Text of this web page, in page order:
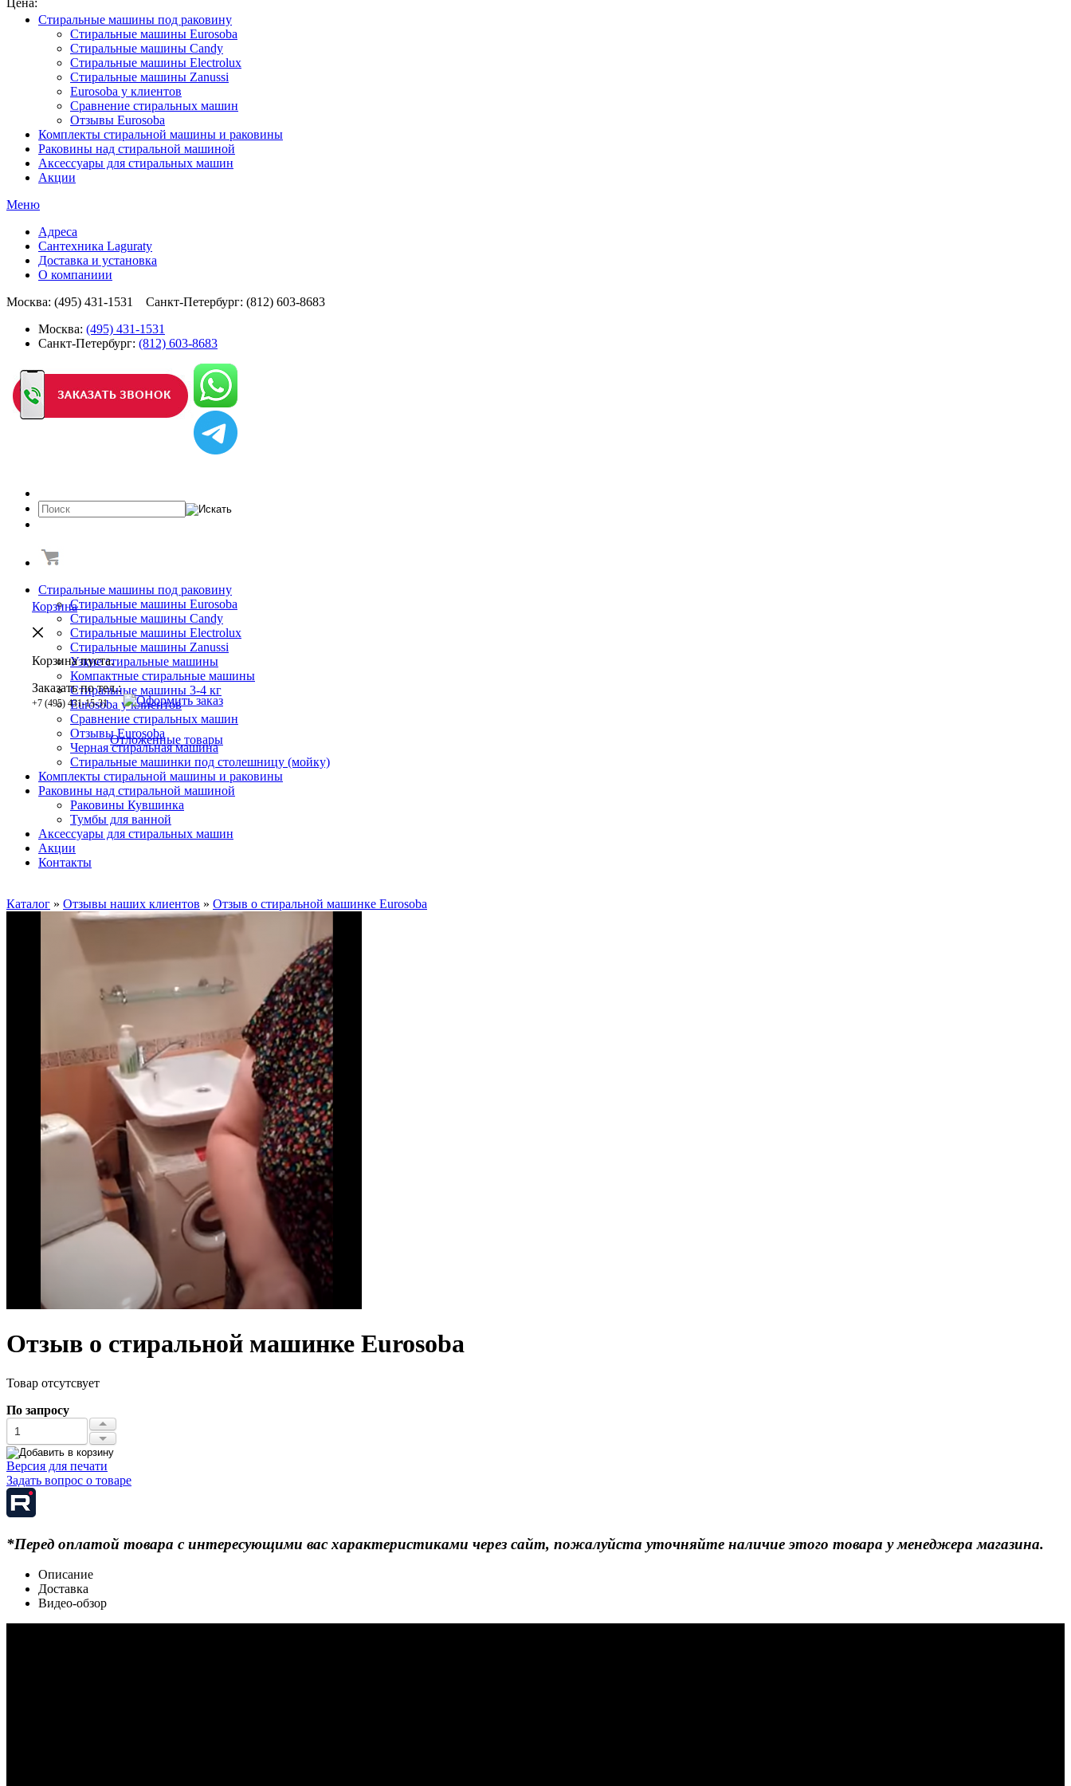
Стиральные машины под раковину
Стиральные машины Eurosoba
Стиральные машины Candy
Стиральные машины Electrolux
Стиральные машины Zanussi
Eurosoba у клиентов
Сравнение стиральных машин
Отзывы Eurosoba
Комплекты стиральной машины и раковины
Раковины над стиральной машиной
Аксесcуары для стиральных машин
Акции
Меню
Адреса
Сантехника Laguraty
Доставка и установка
О компаниии
Москва: (495) 431-1531 Санкт-Петербург: (812) 603-8683
Москва: (495) 431-1531
Санкт-Петербург: (812) 603-8683
Корзина
Корзина пуста.
Заказать по тел.:
+7 (495) 431-15-31
Отложенные товары
Стиральные машины под раковину
Стиральные машины Eurosoba
Стиральные машины Candy
Стиральные машины Electrolux
Стиральные машины Zanussi
Узкие стиральные машины
Компактные стиральные машины
Cтиральные машины 3-4 кг
Eurosoba у клиентов
Сравнение стиральных машин
Отзывы Eurosoba
Черная стиральная машина
Стиральные машинки под столешницу (мойку)
Комплекты стиральной машины и раковины
Раковины над стиральной машиной
Раковины Кувшинка
Тумбы для ванной
Аксесcуары для стиральных машин
Акции
Контакты
Каталог » Отзывы наших клиентов » Отзыв о стиральной машинке Eurosoba
Отзыв о стиральной машинке Eurosoba
Товар отсутсвует
Цена:
По запросу
Версия для печати
Задать вопрос о товаре
*Перед оплатой товара с интересующими вас характеристиками через сайт, пожалуйста уточняйте наличие этого товара у менеджера магазина.
Описание
Доставка
Видео-обзор